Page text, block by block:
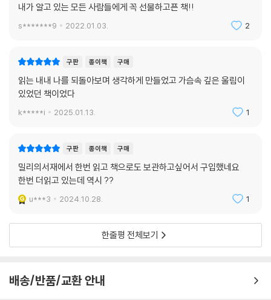
내가 알고 있는 모든 사람들에게 꼭 선물하고픈 책!!
s*******9 2022.01.03. 2
구판 종이책 구매
읽는 내내 나를 되돌아보며 생각하게 만들었고 가슴속 깊은 울림이
있었던 책이었다
k*****i 2025.01.13. 1
구판 종이책 구매
밀리의서재에서 한번 읽고 책으로도 보관하고싶어서 구입했네요
한번 더읽고 있는데 역시 ??
u***3 2024.10.28. 1
한줄평 전체보기
배송/반품/교환 안내